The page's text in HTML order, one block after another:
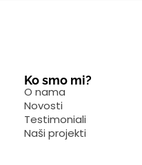
Ko smo mi?
O nama
Novosti
Testimoniali
Naši projekti